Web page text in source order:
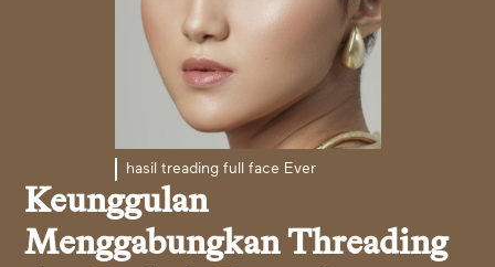
hasil treading full face Ever
Keunggulan
Menggabungkan Threading